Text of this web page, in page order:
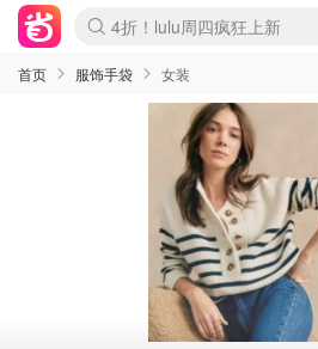
Boticinal 夏促开抢！
4折！lulu周四疯狂上新
速领！Stanley独家85折
Zalando 奥莱闪促！每日更新
首页 服饰手袋 女装